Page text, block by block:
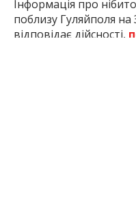
Інформація про
поблизу Гуляйполя
відповідає дійсності,